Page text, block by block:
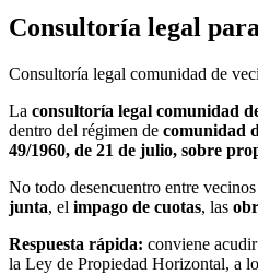
Consultoría legal
Consultoría legal comunidad de
La consultoría legal comunidad
dentro del régimen de comunidad
49/1960, de 21 de julio, sobre
No todo desencuentro entre
junta, el impago de cuotas, las
Respuesta rápida: conviene
la Ley de Propiedad Horizontal, a